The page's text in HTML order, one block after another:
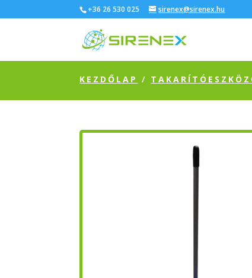
+36 26 530 025 sirenex@sirenex.hu
KEZDŐLAP /